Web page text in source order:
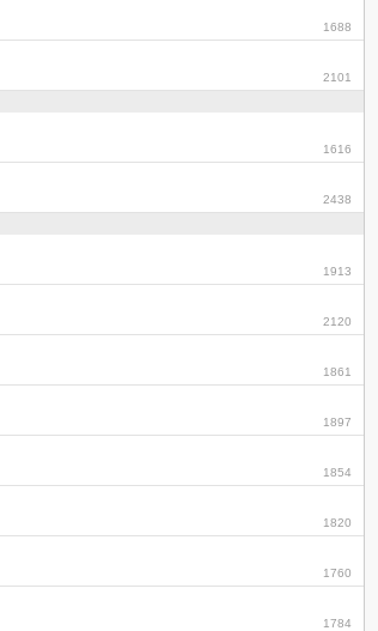
1688
2101
1616
2438
1913
2120
1861
1897
1854
1820
1760
1784